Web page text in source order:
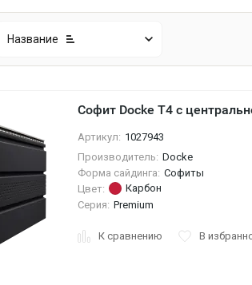
Название
Софит Docke T4 с
Артикул: 1027943
Производитель: Docke
Форма сайдинга: Софиты
Цвет:
Карбон
Серия: Premium
К сравнению В